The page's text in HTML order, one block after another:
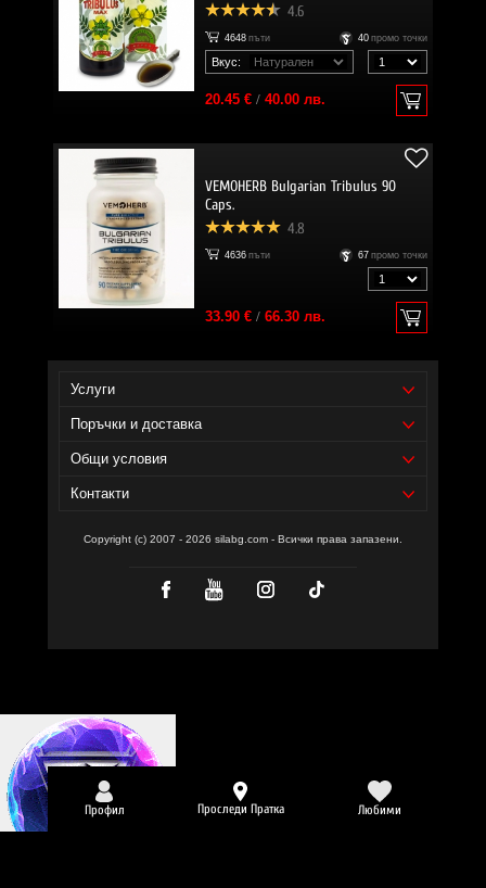
4.6
4648 пъти 40 промо точки
Вкус:
20.45 €/ 40.00 лв.
VEMOHERB Bulgarian Tribulus 90
Caps.
4.8
4636 пъти 67 промо точки
33.90 €/ 66.30 лв.
Услуги
Поръчки и доставка
Общи условия
Контакти
Copyright (c) 2007 - 2026 silabg.com - Всички права запазени.
Профил Проследи Пратка Любими